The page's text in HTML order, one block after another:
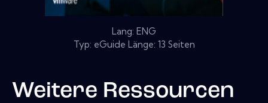
Lang: ENG
Typ: eGuide Länge: 13 Seiten
Weitere Ressourcen